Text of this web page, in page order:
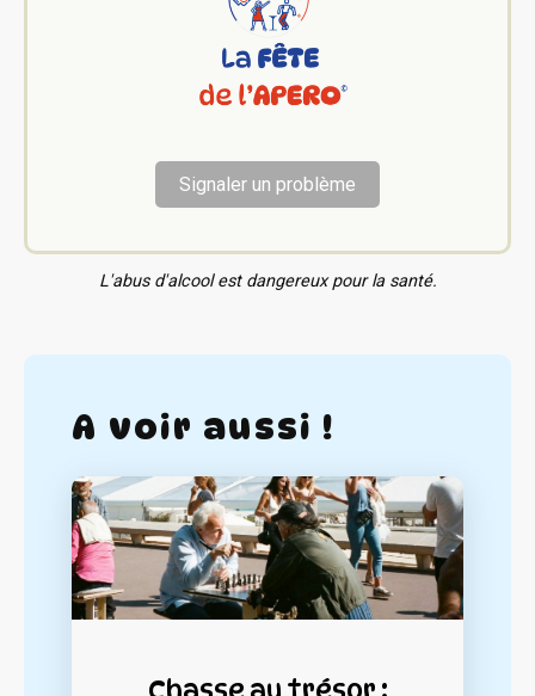
Signaler un problème
L'abus d'alcool est dangereux pour la santé.
A voir aussi !